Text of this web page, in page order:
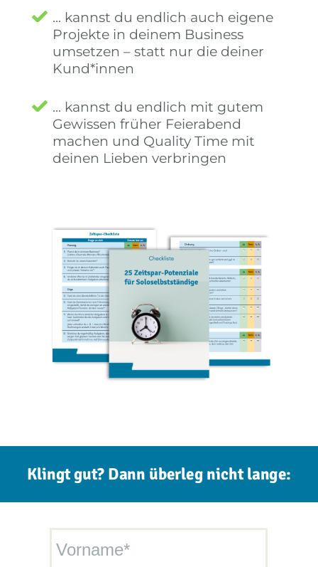
... kannst du endlich auch eigene
Projekte in deinem Business
umsetzen – statt nur die deiner
Kund*innen
... kannst du endlich mit gutem
Gewissen früher Feierabend
machen und Quality Time mit
deinen Lieben verbringen
Klingt gut? Dann überleg nicht lange:
Vorname*